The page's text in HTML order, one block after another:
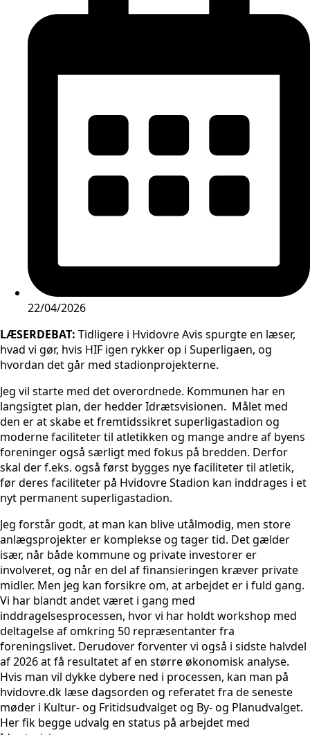
22/04/2026
LÆSERDEBAT: Tidligere i Hvidovre Avis spurgte en læser,
hvad vi gør, hvis HIF igen rykker op i Superligaen, og
hvordan det går med stadionprojekterne.
Jeg vil starte med det overordnede. Kommunen har en
langsigtet plan, der hedder Idrætsvisionen. Målet med
den er at skabe et fremtidssikret superligastadion og
moderne faciliteter til atletikken og mange andre af byens
foreninger også særligt med fokus på bredden. Derfor
skal der f.eks. også først bygges nye faciliteter til atletik,
før deres faciliteter på Hvidovre Stadion kan inddrages i et
nyt permanent superligastadion.
Jeg forstår godt, at man kan blive utålmodig, men store
anlægsprojekter er komplekse og tager tid. Det gælder
især, når både kommune og private investorer er
involveret, og når en del af finansieringen kræver private
midler. Men jeg kan forsikre om, at arbejdet er i fuld gang.
Vi har blandt andet været i gang med
inddragelsesprocessen, hvor vi har holdt workshop med
deltagelse af omkring 50 repræsentanter fra
foreningslivet. Derudover forventer vi også i sidste halvdel
af 2026 at få resultatet af en større økonomisk analyse.
Hvis man vil dykke dybere ned i processen, kan man på
hvidovre.dk læse dagsorden og referatet fra de seneste
møder i Kultur- og Fritidsudvalget og By- og Planudvalget.
Her fik begge udvalg en status på arbejdet med